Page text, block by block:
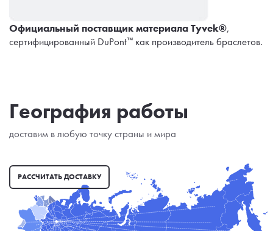
Официальный поставщик материала Tyvek®,
сертифицированный DuPont™ как производитель браслетов.
География работы
доставим в любую точку страны и мира
РАССЧИТАТЬ ДОСТАВКУ